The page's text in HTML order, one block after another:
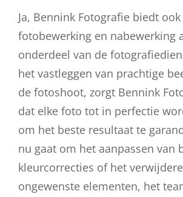
Ja, Bennink Fotografie biedt ook
fotobewerking en nabewerking
onderdeel van de
het vastleggen van prachtige
de fotoshoot, zorgt Bennink
dat elke foto tot in perfectie
om het beste resultaat te
nu gaat om het aanpassen van
kleurcorrecties of het
ongewenste elementen, het